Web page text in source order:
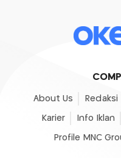
About Us Redaksi
Karier Info Iklan
Profile MNC